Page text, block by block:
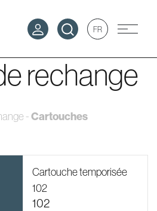
FR
rechange
- Cartouches
Cartouche temporisée
102
102